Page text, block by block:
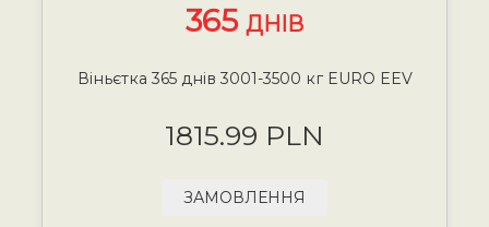
365 ДНІВ
Віньєтка 365 днів 3001-3500 кг EURO EEV
1815.99 PLN
ЗАМОВЛЕННЯ